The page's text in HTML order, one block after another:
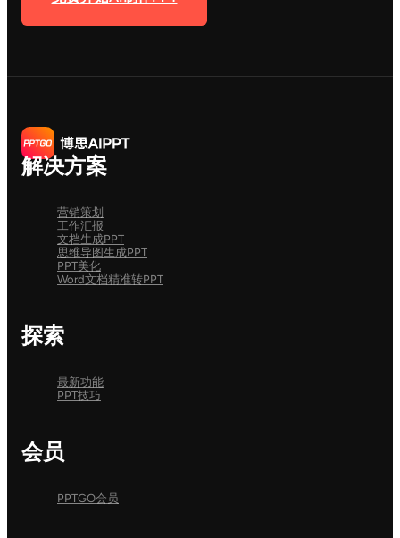
解决方案
营销策划
工作汇报
文档生成PPT
思维导图生成PPT
PPT美化
Word文档精准转PPT
探索
最新功能
PPT技巧
会员
PPTGO会员